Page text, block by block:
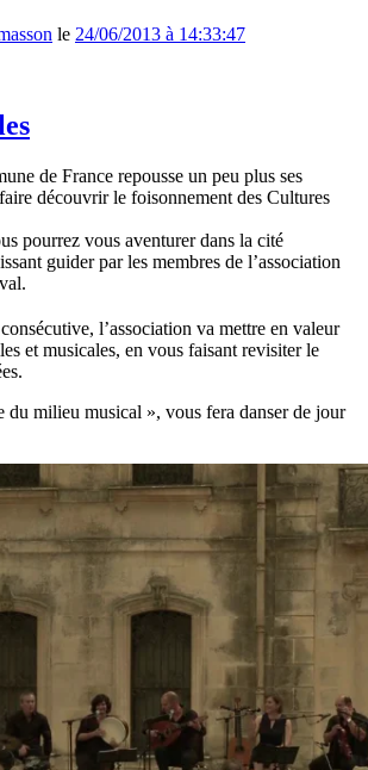
le 24/06/2013 à 14:33:47
de France repousse un peu plus ses
découvrir le foisonnement des Cultures
pourrez vous aventurer dans la cité
guider par les membres de l’association
l’association va mettre en valeur
et musicales, en vous faisant revisiter le
du milieu musical », vous fera danser de jour